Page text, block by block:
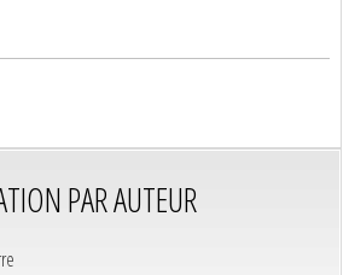
PAR AUTEUR